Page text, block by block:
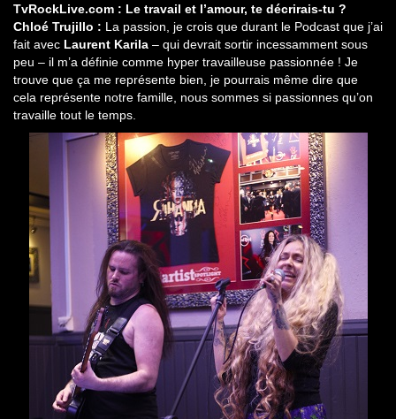
TvRockLive.com : Le travail et l’amour, te décrirais-tu ?
Chloé Trujillo : La passion, je crois que durant le Podcast que j’ai
fait avec Laurent Karila – qui devrait sortir incessamment sous
peu – il m’a définie comme hyper travailleuse passionnée ! Je
trouve que ça me représente bien, je pourrais même dire que
cela représente notre famille, nous sommes si passionnes qu’on
travaille tout le temps.